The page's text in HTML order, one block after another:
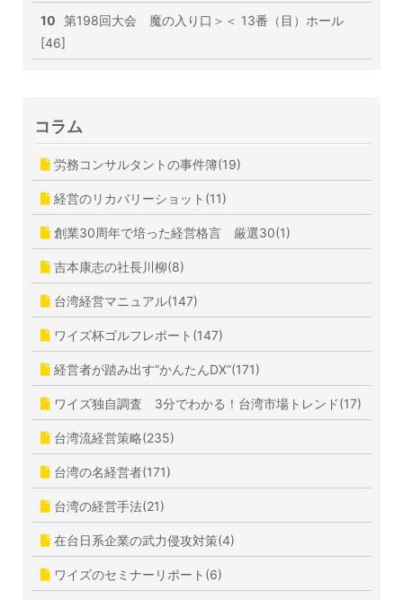
10 第198回大会 魔の入り口＞＜ 13番（目）ホール
[46]
コラム
労務コンサルタントの事件簿(19)
経営のリカバリーショット(11)
創業30周年で培った経営格言 厳選30(1)
吉本康志の社長川柳(8)
台湾経営マニュアル(147)
ワイズ杯ゴルフレポート(147)
経営者が踏み出す”かんたんDX”(171)
ワイズ独自調査 3分でわかる！台湾市場トレンド(17)
台湾流経営策略(235)
台湾の名経営者(171)
台湾の経営手法(21)
在台日系企業の武力侵攻対策(4)
ワイズのセミナーリポート(6)